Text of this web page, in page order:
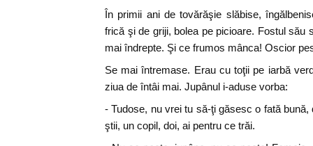
În primii ani de tovărăşie slăbise,
frică şi de griji, bolea pe picioare. Fostul său
mai îndrepte. Şi ce frumos mânca! Oscior
Se mai întremase. Erau cu toţii pe iarbă
ziua de întâi mai. Jupânul i-aduse vorba:
- Tudose, nu vrei tu să-ţi găsesc o fată
ştii, un copil, doi, ai pentru ce trăi.